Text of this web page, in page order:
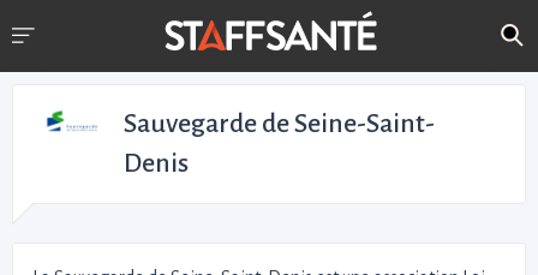
Sauvegarde de Seine-Saint-
Denis